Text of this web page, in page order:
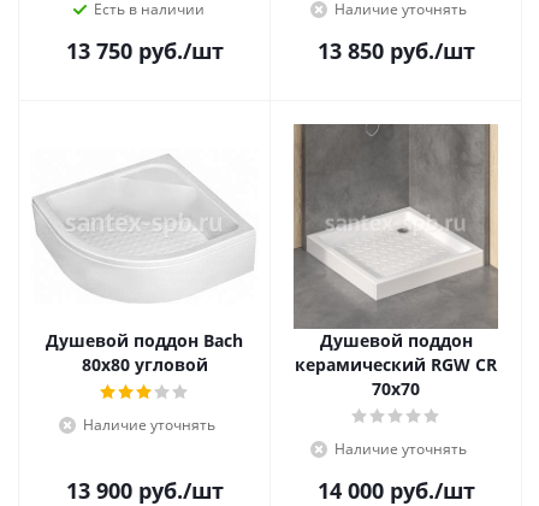
Есть в наличии
13 750руб./шт
Наличие уточнять
13 850руб./шт
Душевой поддон Bach
80х80 угловой
Наличие уточнять
13 900руб./шт
Душевой поддон
керамический RGW CR
70x70
Наличие уточнять
14 000руб./шт